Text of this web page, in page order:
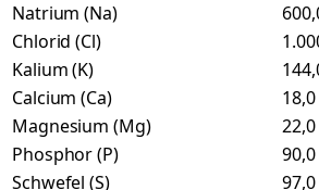
Natrium (Na)
Chlorid (Cl)
Kalium (K)
Calcium (Ca)
Magnesium (Mg)
Phosphor (P)
Schwefel (S)